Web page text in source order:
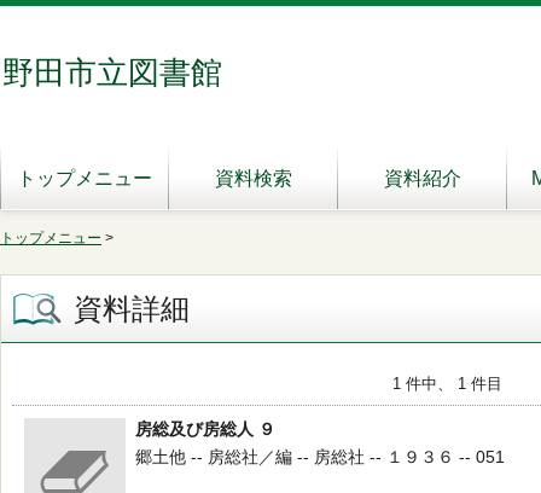
野田市立図書館
トップメニュー 資料検索 資料紹介
トップメニュー >
資料詳細
1 件中、 1 件目
房総及び房総人 ９
郷土他 -- 房総社／編 -- 房総社 -- １９３６ -- 051